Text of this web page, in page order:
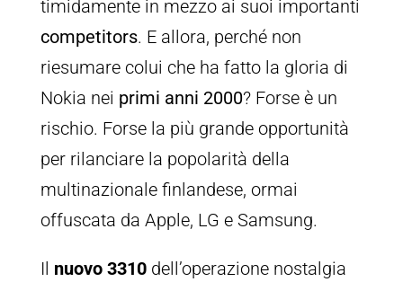
timidamente in mezzo ai suoi importanti
competitors. E allora, perché non
riesumare colui che ha fatto la gloria di
Nokia nei primi anni 2000? Forse è un
rischio. Forse la più grande opportunità
per rilanciare la popolarità della
multinazionale finlandese, ormai
offuscata da Apple, LG e Samsung.
Il nuovo 3310dell’operazione nostalgia